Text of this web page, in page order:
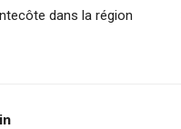
dans la région